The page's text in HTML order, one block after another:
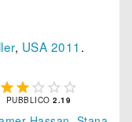
, USA 2011 .
    
PUBBLICO2.19